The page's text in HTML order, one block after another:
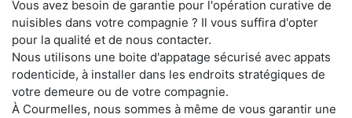
Vous avez besoin de garantie pour l'opération curative de
nuisibles dans votre compagnie ? Il vous suffira d'opter
pour la qualité et de nous contacter.
Nous utilisons une boite d'appatage sécurisé avec appats
rodenticide, à installer dans les endroits stratégiques de
votre demeure ou de votre compagnie.
À Courmelles, nous sommes à même de vous garantir une